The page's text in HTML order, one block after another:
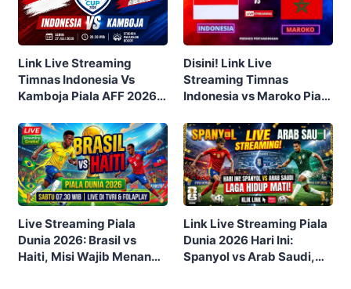
Link Live Streaming
Timnas Indonesia Vs
Kamboja Piala AFF 2026,
Disini! Link Live
Streaming Timnas
Indonesia vs Maroko Piala
Gratis
Live Streaming Piala
Dunia 2026: Brasil vs
Haiti, Misi Wajib Menang
Link Live Streaming Piala
Dunia 2026 Hari Ini:
Spanyol vs Arab Saudi,